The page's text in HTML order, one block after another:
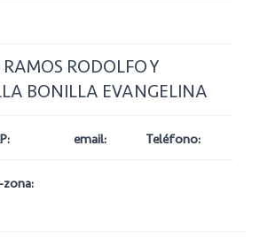
RODOLFO Y
BONILLA EVANGELINA
email: Teléfono:
zona: